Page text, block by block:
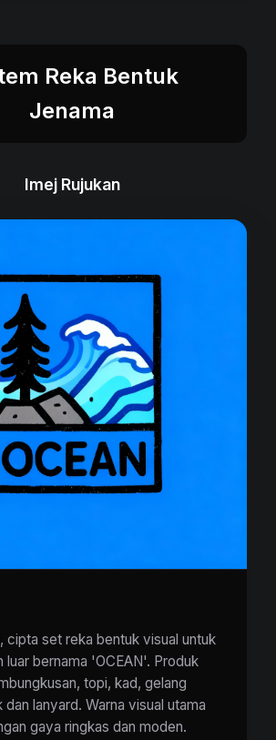
Reka Bentuk
Jenama
Imej Rujukan
cipta set reka bentuk visual untuk
luar bernama 'OCEAN'. Produk
topi, kad, gelang
dan lanyard. Warna visual utama
gaya ringkas dan moden.